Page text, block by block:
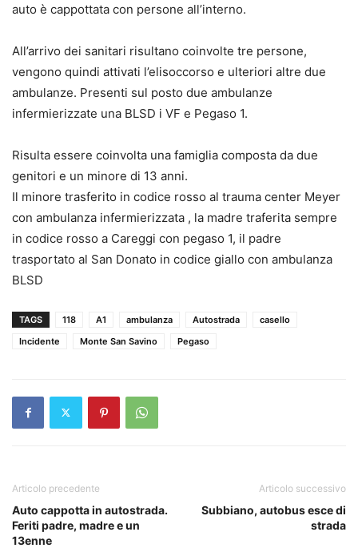
auto è cappottata con persone all’interno.
All’arrivo dei sanitari risultano coinvolte tre persone,
vengono quindi attivati l’elisoccorso e ulteriori altre due
ambulanze. Presenti sul posto due ambulanze
infermierizzate una BLSD i VF e Pegaso 1.
Risulta essere coinvolta una famiglia composta da due
genitori e un minore di 13 anni.
Il minore trasferito in codice rosso al trauma center Meyer
con ambulanza infermierizzata , la madre traferita sempre
in codice rosso a Careggi con pegaso 1, il padre
trasportato al San Donato in codice giallo con ambulanza
BLSD
TAGS 118 A1 ambulanza Autostrada
casello
Incidente
Monte San Savino Pegaso
Articolo precedente
Auto cappotta in autostrada.
Feriti padre, madre e un
13enne
Articolo successivo
Subbiano, autobus esce di
strada